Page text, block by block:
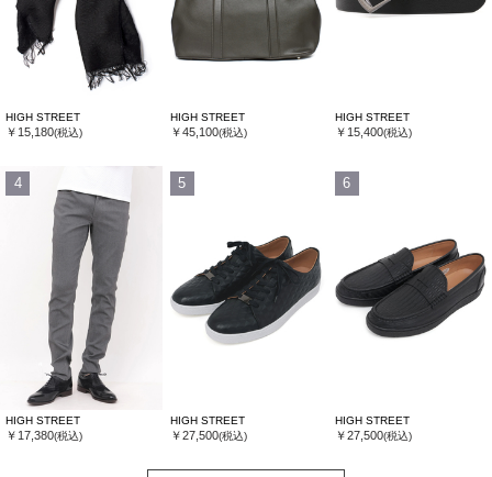
HIGH STREET
￥15,180(税込)
HIGH STREET
￥45,100(税込)
HIGH STREET
￥15,400(税込)
4
HIGH STREET
￥17,380(税込)
5
HIGH STREET
￥27,500(税込)
6
HIGH STREET
￥27,500(税込)